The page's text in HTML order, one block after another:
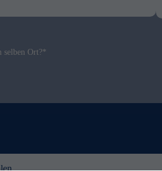
selben Ort?*